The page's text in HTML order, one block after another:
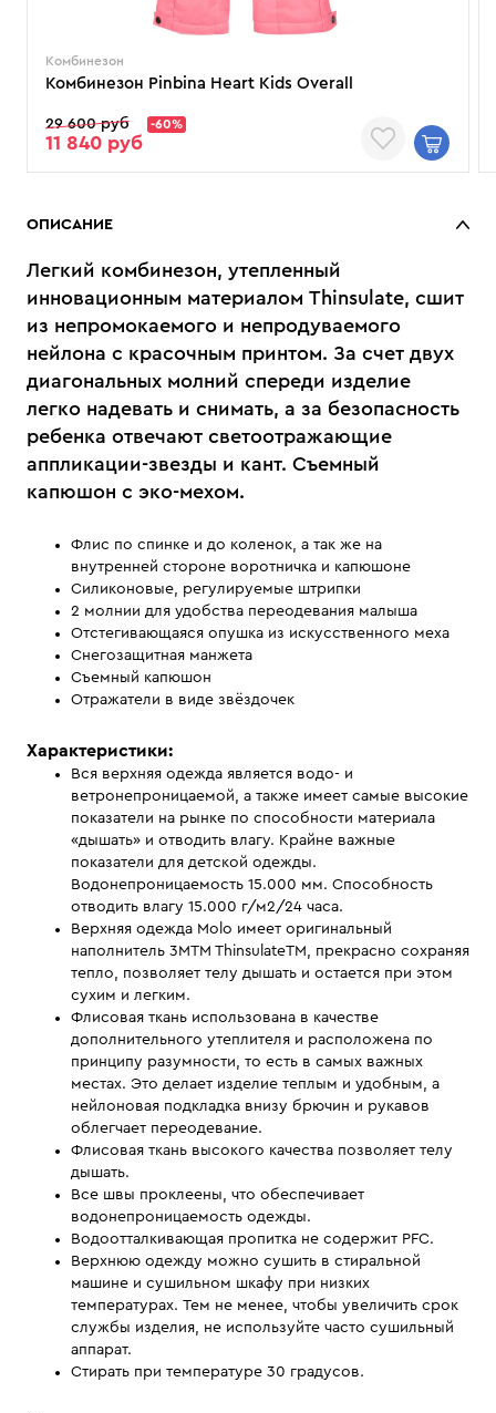
Комбинезон
Комбинезон Pinbina Heart Kids Overall
29 600 руб -60%
11 840 руб
ОПИСАНИЕ
Легкий комбинезон, утепленный
инновационным материалом Thinsulate, сшит
из непромокаемого и непродуваемого
нейлона с красочным принтом. За счет двух
диагональных молний спереди изделие
легко надевать и снимать, а за безопасность
ребенка отвечают светоотражающие
аппликации-звезды и кант. Съемный
капюшон с эко-мехом.
Флис по спинке и до коленок, а так же на
внутренней стороне воротничка и капюшоне
Силиконовые, регулируемые штрипки
2 молнии для удобства переодевания малыша
Отстегивающаяся опушка из искусственного меха
Снегозащитная манжета
Съемный капюшон
Отражатели в виде звёздочек
Характеристики:
Вся верхняя одежда является водо- и
ветронепроницаемой, а также имеет самые высокие
показатели на рынке по способности материала
«дышать» и отводить влагу. Крайне важные
показатели для детской одежды.
Водонепроницаемость 15.000 мм. Способность
отводить влагу 15.000 г/м2/24 часа.
Верхняя одежда Molo имеет оригинальный
наполнитель 3MTM ThinsulateTM, прекрасно сохраняя
тепло, позволяет телу дышать и остается при этом
сухим и легким.
Флисовая ткань использована в качестве
дополнительного утеплителя и расположена по
принципу разумности, то есть в самых важных
местах. Это делает изделие теплым и удобным, а
нейлоновая подкладка внизу брючин и рукавов
облегчает переодевание.
Флисовая ткань высокого качества позволяет телу
дышать.
Все швы проклеены, что обеспечивает
водонепроницаемость одежды.
Водоотталкивающая пропитка не содержит PFC.
Верхнюю одежду можно сушить в стиральной
машине и сушильном шкафу при низких
температурах. Тем не менее, чтобы увеличить срок
службы изделия, не используйте часто сушильный
аппарат.
Стирать при температуре 30 градусов.